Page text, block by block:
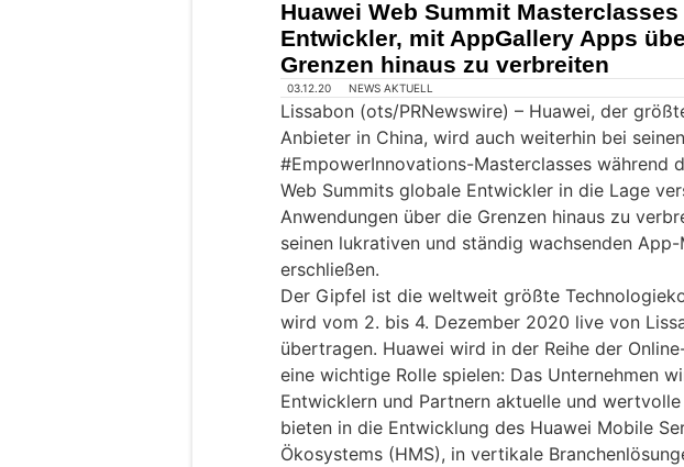
Huawei Web Summit
Entwickler, mit AppGallery Apps
Grenzen hinaus zu verbreiten
03.12.20 NEWS AKTUELL
Lissabon (ots/PRNewswire) – Huawei, der
Anbieter in China, wird auch weiterhin bei
#EmpowerInnovations-Masterclasses während
Web Summits globale Entwickler in die Lage
Anwendungen über die Grenzen hinaus zu
seinen lukrativen und ständig wachsenden
erschließen.
Der Gipfel ist die weltweit größte
wird vom 2. bis 4. Dezember 2020 live von
übertragen. Huawei wird in der Reihe der
eine wichtige Rolle spielen: Das Unternehmen
Entwicklern und Partnern aktuelle und
bieten in die Entwicklung des Huawei Mobile
Ökosystems (HMS), in vertikale